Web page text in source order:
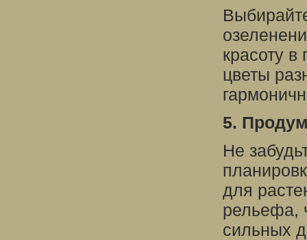
красоту в
цветы
5.
Не
для
рельефа,
сильных